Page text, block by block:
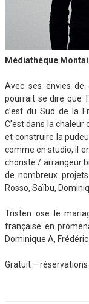
Médiathèque
Avec ses envies de
pourrait se dire que
c’est du Sud de la
C’est dans la
et construire la
comme en studio, il
choriste / arrangeur
de nombreux
Rosso, Saïbu,
Tristen ose le
française en
Dominique A,
Gratuit – réservations